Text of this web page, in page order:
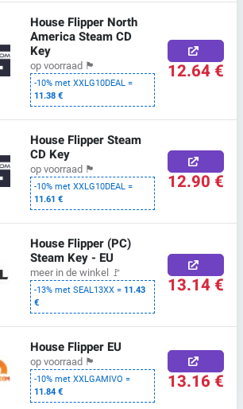
House Flipper North
America Steam CD
Key
op voorraad 🏴
-10% met XXLG10DEAL =
11.38 €
12.64 €
House Flipper Steam
CD Key
op voorraad 🏴
-10% met XXLG10DEAL =
11.61 €
12.90 €
House Flipper (PC)
Steam Key - EU
meer in de winkel 🚩
-13% met SEAL13XX =11.43
€
13.14 €
House Flipper EU
op voorraad 🏴
-10% met XXLGAMIVO =
11.84 €
13.16 €